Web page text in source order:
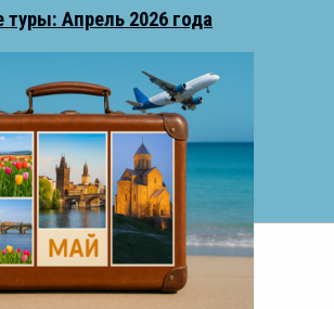
Апрель 2026 года